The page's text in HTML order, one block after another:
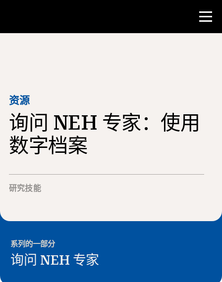
教师资源
课堂工具
培训班
研究所
教学研究技能
为 NHD 学生提供建议
关于 NHD ®
资源
询问 NEH 专家：使用
数字档案
研究技能
系列的一部分
询问 NEH 专家